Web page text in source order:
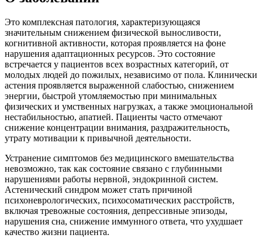
Это комплексная патология, характеризующаяся
значительным снижением физической выносливости,
когнитивной активности, которая проявляется на фоне
нарушения адаптационных ресурсов. Это состояние
встречается у пациентов всех возрастных категорий, от
молодых людей до пожилых, независимо от пола. Клинически
астения проявляется выраженной слабостью, снижением
энергии, быстрой утомляемостью при минимальных
физических и умственных нагрузках, а также эмоциональной
нестабильностью, апатией. Пациенты часто отмечают
снижение концентрации внимания, раздражительность,
утрату мотивации к привычной деятельности.
Устранение симптомов без медицинского вмешательства
невозможно, так как состояние связано с глубинными
нарушениями работы нервной, эндокринной систем.
Астенический синдром может стать причиной
психоневрологических, психосоматических расстройств,
включая тревожные состояния, депрессивные эпизоды,
нарушения сна, снижение иммунного ответа, что ухудшает
качество жизни пациента.